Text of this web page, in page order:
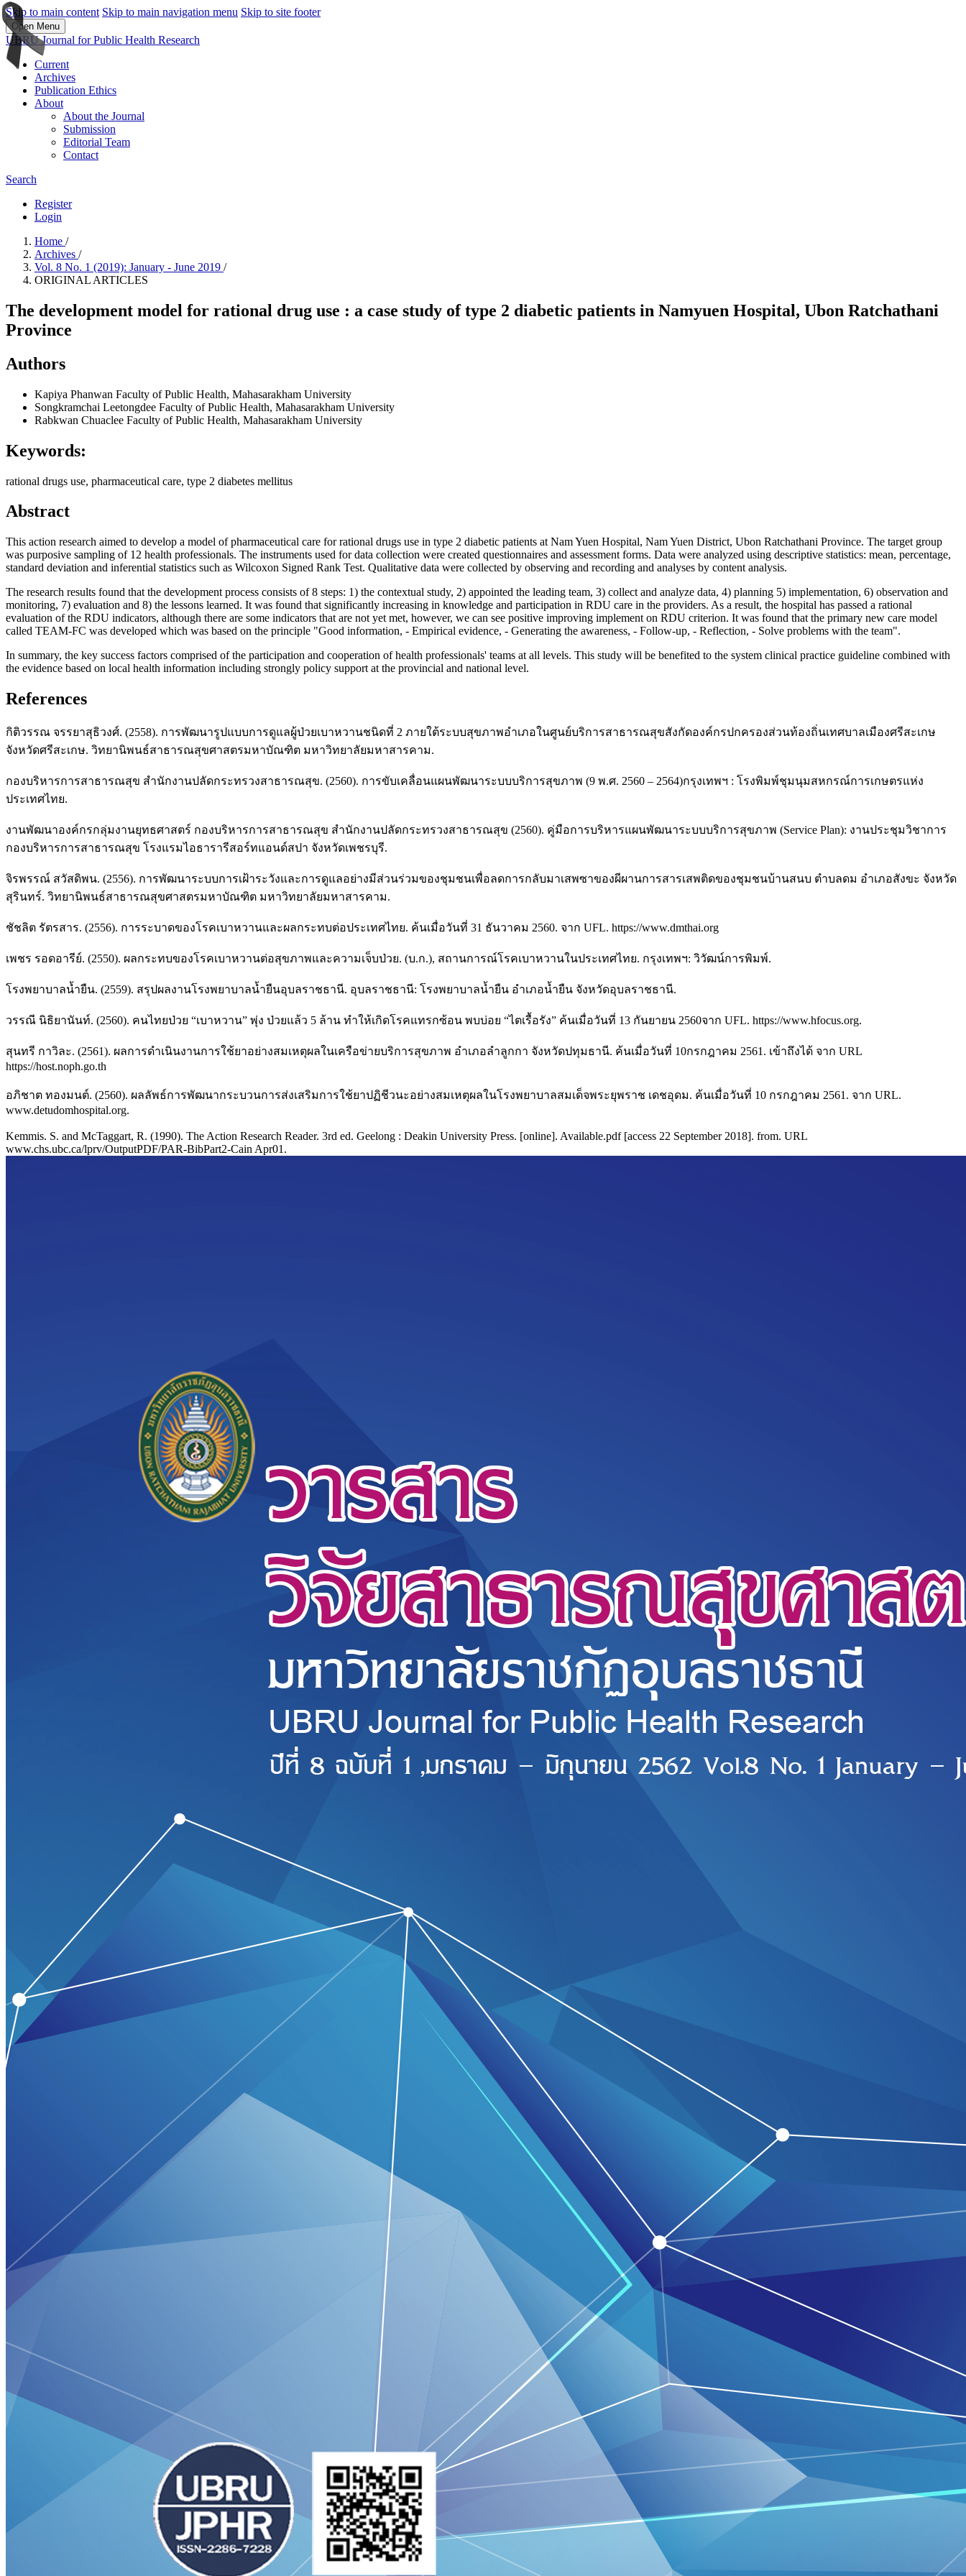
Skip to main content Skip to main navigation menu Skip to site footer
Open Menu
UBRU Journal for Public Health Research
Current
Archives
Publication Ethics
About
About the Journal
Submission
Editorial Team
Contact
Search
Register
Login
Home /
Archives /
Vol. 8 No. 1 (2019): January - June 2019 /
ORIGINAL ARTICLES
The development model for rational drug use : a case study of type 2 diabetic patients in Namyuen Hospital, Ubon Ratchathani
Province
Authors
Kapiya Phanwan Faculty of Public Health, Mahasarakham University
Songkramchai Leetongdee Faculty of Public Health, Mahasarakham University
Rabkwan Chuaclee Faculty of Public Health, Mahasarakham University
Keywords:
rational drugs use, pharmaceutical care, type 2 diabetes mellitus
Abstract
This action research aimed to develop a model of pharmaceutical care for rational drugs use in type 2 diabetic patients at Nam Yuen Hospital, Nam Yuen District, Ubon Ratchathani Province. The target group
was purposive sampling of 12 health professionals. The instruments used for data collection were created questionnaires and assessment forms. Data were analyzed using descriptive statistics: mean, percentage,
standard deviation and inferential statistics such as Wilcoxon Signed Rank Test. Qualitative data were collected by observing and recording and analyses by content analysis.
The research results found that the development process consists of 8 steps: 1) the contextual study, 2) appointed the leading team, 3) collect and analyze data, 4) planning 5) implementation, 6) observation and
monitoring, 7) evaluation and 8) the lessons learned. It was found that significantly increasing in knowledge and participation in RDU care in the providers. As a result, the hospital has passed a rational
evaluation of the RDU indicators, although there are some indicators that are not yet met, however, we can see positive improving implement on RDU criterion. It was found that the primary new care model
called TEAM-FC was developed which was based on the principle "Good information, - Empirical evidence, - Generating the awareness, - Follow-up, - Reflection, - Solve problems with the team".
In summary, the key success factors comprised of the participation and cooperation of health professionals' teams at all levels. This study will be benefited to the system clinical practice guideline combined with
the evidence based on local health information including strongly policy support at the provincial and national level.
References
กิติวรรณ จรรยาสุธิวงศ์. (2558). การพัฒนารูปแบบการดูแลผู้ป่วยเบาหวานชนิดที่ 2 ภายใต้ระบบสุขภาพอําเภอในศูนย์บริการสาธารณสุขสังกัดองค์กรปกครองส่วนท้องถิ่นเทศบาลเมืองศรีสะเกษ
จังหวัดศรีสะเกษ. วิทยานิพนธ์สาธารณสุขศาสตรมหาบัณฑิต มหาวิทยาลัยมหาสารคาม.
กองบริหารการสาธารณสุข สํานักงานปลัดกระทรวงสาธารณสุข. (2560). การขับเคลื่อนแผนพัฒนาระบบบริการสุขภาพ (9 พ.ศ. 2560 – 2564)กรุงเทพฯ : โรงพิมพ์ชุมนุมสหกรณ์การเกษตรแห่ง
ประเทศไทย.
งานพัฒนาองค์กรกลุ่มงานยุทธศาสตร์ กองบริหารการสาธารณสุข สํานักงานปลัดกระทรวงสาธารณสุข (2560). คู่มือการบริหารแผนพัฒนาระบบบริการสุขภาพ (Service Plan): งานประชุมวิชาการ
กองบริหารการสาธารณสุข โรงแรมไอธารารีสอร์ทแอนด์สปา จังหวัดเพชรบุรี.
จิรพรรณ์ สวัสดิพน. (2556). การพัฒนาระบบการเฝ้าระวังและการดูแลอย่างมีส่วนร่วมของชุมชนเพื่อลดการกลับมาเสพซาของผีผานการสารเสพติดของชุมชนบ้านสนบ ตําบลดม อําเภอสังขะ จังหวัด
สุรินทร์. วิทยานิพนธ์สาธารณสุขศาสตรมหาบัณฑิต มหาวิทยาลัยมหาสารคาม.
ชัชลิต รัตรสาร. (2556). การระบาดของโรคเบาหวานและผลกระทบต่อประเทศไทย. ค้นเมื่อวันที่ 31 ธันวาคม 2560. จาก UFL. https://www.dmthai.org
เพชร รอดอารีย์. (2550). ผลกระทบของโรคเบาหวานต่อสุขภาพและความเจ็บป่วย. (บ.ก.), สถานการณ์โรคเบาหวานในประเทศไทย. กรุงเทพฯ: วิวัฒน์การพิมพ์.
โรงพยาบาลน้ำยืน. (2559). สรุปผลงานโรงพยาบาลน้ำยืนอุบลราชธานี. อุบลราชธานี: โรงพยาบาลน้ำยืน อําเภอน้ำยืน จังหวัดอุบลราชธานี.
วรรณี นิธิยานันท์. (2560). คนไทยป่วย “เบาหวาน” พุ่ง ป่วยแล้ว 5 ล้าน ทําให้เกิดโรคแทรกซ้อน พบบ่อย “ไตเรื้อรัง” ค้นเมื่อวันที่ 13 กันยายน 2560จาก UFL. https://www.hfocus.org.
สุนทรี กาวิละ. (2561). ผลการดําเนินงานการใช้ยาอย่างสมเหตุผลในเครือข่ายบริการสุขภาพ อําเภอลําลูกกา จังหวัดปทุมธานี. ค้นเมื่อวันที่ 10กรกฎาคม 2561. เข้าถึงได้ จาก URL
https://host.noph.go.th
อภิชาต ทองมนต์. (2560). ผลลัพธ์การพัฒนากระบวนการส่งเสริมการใช้ยาปฏิชีวนะอย่างสมเหตุผลในโรงพยาบาลสมเด็จพระยุพราช เดชอุดม. ค้นเมื่อวันที่ 10 กรกฎาคม 2561. จาก URL.
www.detudomhospital.org.
Kemmis. S. and McTaggart, R. (1990). The Action Research Reader. 3rd ed. Geelong : Deakin University Press. [online]. Available.pdf [access 22 September 2018]. from. URL
www.chs.ubc.ca/lprv/OutputPDF/PAR-BibPart2-Cain Apr01.